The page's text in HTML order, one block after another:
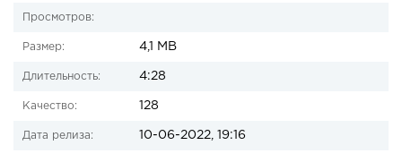
Просмотров:
Размер: 4,1 MB
Длительность: 4:28
Качество: 128
Дата релиза: 10-06-2022, 19:16